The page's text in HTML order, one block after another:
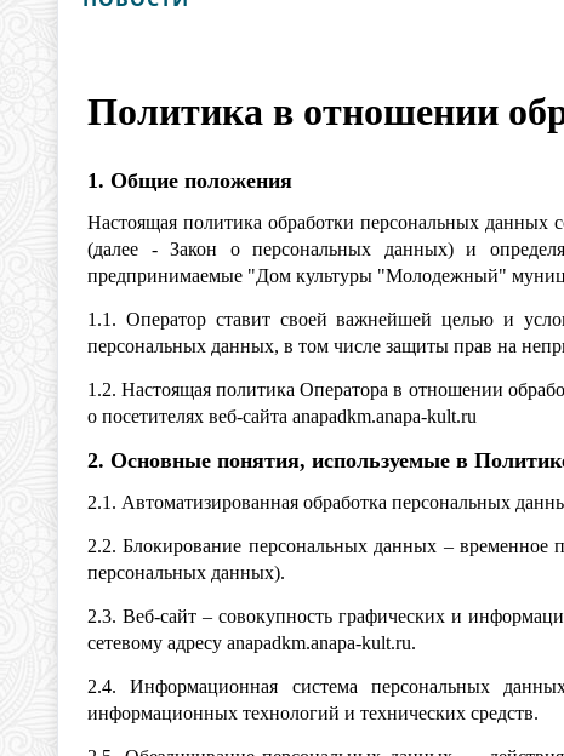
Политика в отношении
1. Общие положения
Настоящая политика обработки персональных данных
(далее - Закон о персональных данных) и
предпринимаемые "Дом культуры "Молодежный"
1.1. Оператор ставит своей важнейшей целью и
персональных данных, в том числе защиты прав на
1.2. Настоящая политика Оператора в отношении
о посетителях веб-сайта anapadkm.anapa-kult.ru
2. Основные понятия, используемые в
2.1. Автоматизированная обработка персональных
2.2. Блокирование персональных данных – временное
персональных данных).
2.3. Веб-сайт – совокупность графических и
сетевому адресу anapadkm.anapa-kult.ru.
2.4. Информационная система персональных
информационных технологий и технических средств.